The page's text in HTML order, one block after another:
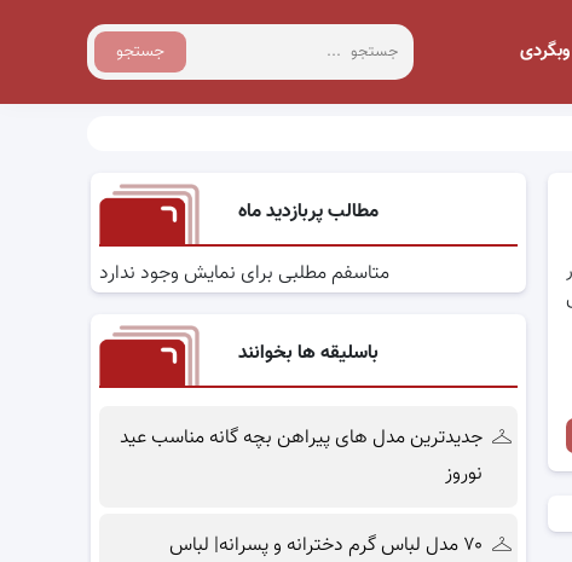
جستجو وبگردی
مطالب پربازدید ماه
متاسفم مطلبی برای نمایش وجود ندارد
باسلیقه ها بخوانند
جدیدترین مدل های پیراهن بچه گانه مناسب عید
نوروز
۷۰ مدل لباس گرم دخترانه و پسرانه| لباس